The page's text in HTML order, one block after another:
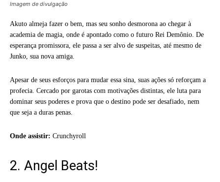
Imagem de divulgação
Akuto almeja fazer o bem, mas seu sonho desmorona ao chegar à
academia de magia, onde é apontado como o futuro Rei Demônio. De
esperança promissora, ele passa a ser alvo de suspeitas, até mesmo de
Junko, sua nova amiga.
Apesar de seus esforços para mudar essa sina, suas ações só reforçam a
profecia. Cercado por garotas com motivações distintas, ele luta para
dominar seus poderes e prova que o destino pode ser desafiado, nem
que seja a duras penas.
Onde assistir: Crunchyroll
2. Angel Beats!